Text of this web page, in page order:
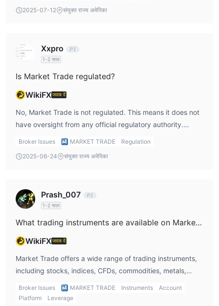
engaging in trading.
2025-07-12
संयुक्त राज्य अमेरिका
Xxpro
1-2 साल
Is Market Trade regulated?
WikiFXजवाब दें
No, Market Trade is not regulated. This means it does not
have oversight from any official regulatory authority.
Traders should proceed with caution, as unregulated
regulated ones.
Broker Issues MARKET TRADE
Regulation
2025-06-24
संयुक्त राज्य अमेरिका
Prash_007
1-2 साल
What trading instruments are available on Market Trade?
WikiFXजवाब दें
Market Trade offers a wide range of trading instruments,
including stocks, indices, CFDs, commodities, metals,
cryptocurrencies, and energy products. However, Forex
and ETFs are not listed among the tradable instruments.
Broker Issues MARKET TRADE Instruments
Account
Platform
Leverage